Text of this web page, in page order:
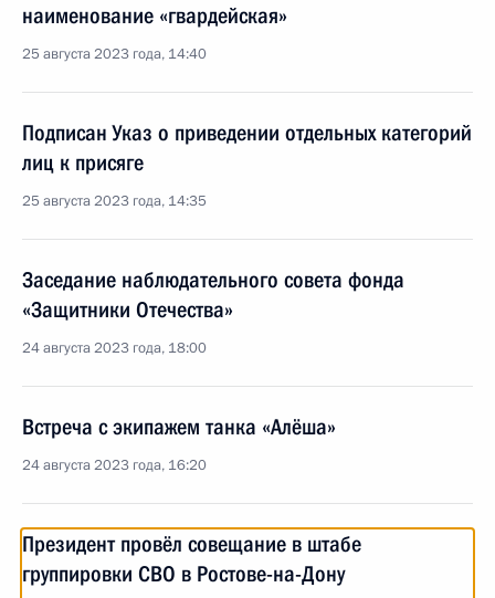
наименование «гвардейская»
25 августа 2023 года, 14:40
Подписан Указ о приведении отдельных категорий
лиц к присяге
25 августа 2023 года, 14:35
Заседание наблюдательного совета фонда
«Защитники Отечества»
24 августа 2023 года, 18:00
Встреча с экипажем танка «Алёша»
24 августа 2023 года, 16:20
Президент провёл совещание в штабе
группировки СВО в Ростове-на-Дону